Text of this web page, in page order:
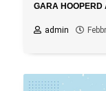
GARA HOOPERD
admin